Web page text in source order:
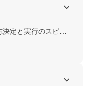
定と実行のスピー